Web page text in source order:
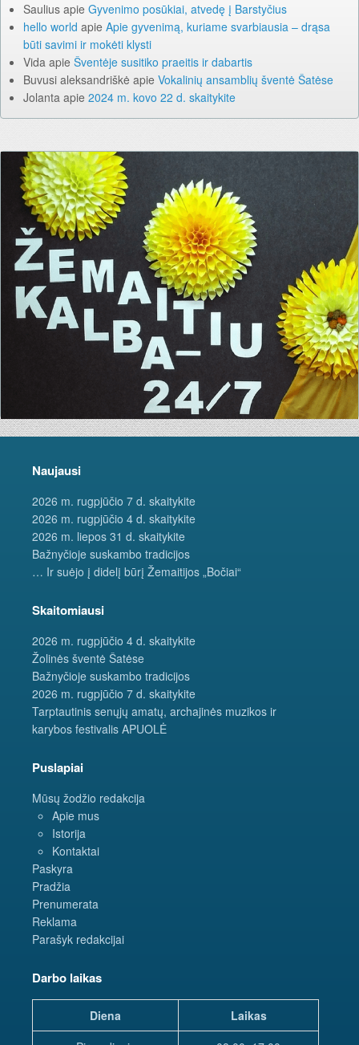
Saulius apie Gyvenimo posūkiai, atvedę į Barstyčius
hello world apie Apie gyvenimą, kuriame svarbiausia – drąsa
būti savimi ir mokėti klysti
Vida apie Šventėje susitiko praeitis ir dabartis
Buvusi aleksandriškė apie Vokalinių ansamblių šventė Šatėse
Jolanta apie 2024 m. kovo 22 d. skaitykite
Naujausi
2026 m. rugpjūčio 7 d. skaitykite
2026 m. rugpjūčio 4 d. skaitykite
2026 m. liepos 31 d. skaitykite
Bažnyčioje suskambo tradicijos
… Ir suėjo į didelį būrį Žemaitijos „Bočiai“
Skaitomiausi
2026 m. rugpjūčio 4 d. skaitykite
Žolinės šventė Šatėse
Bažnyčioje suskambo tradicijos
2026 m. rugpjūčio 7 d. skaitykite
Tarptautinis senųjų amatų, archajinės muzikos ir
karybos festivalis APUOLĖ
Puslapiai
Mūsų žodžio redakcija
Apie mus
Istorija
Kontaktai
Paskyra
Pradžia
Prenumerata
Reklama
Parašyk redakcijai
Darbo laikas
Diena
Laikas